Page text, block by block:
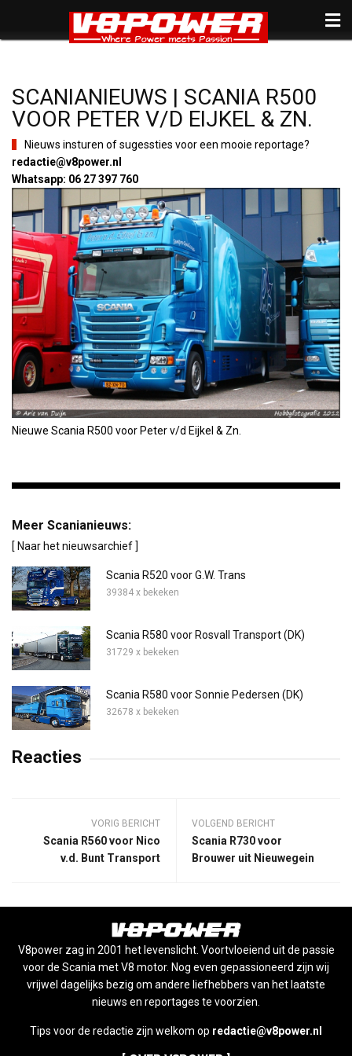
SCANIANIEUWS | SCANIA R500
VOOR PETER V/D EIJKEL & ZN.
Nieuws insturen of sugessties voor een mooie reportage?
redactie@v8power.nl
Whatsapp: 06 27 397 760
Nieuwe Scania R500 voor Peter v/d Eijkel & Zn.
Meer Scanianieuws:
[ Naar het nieuwsarchief ]
Scania R520 voor G.W. Trans
39384 x bekeken
Scania R580 voor Rosvall Transport (DK)
31729 x bekeken
Scania R580 voor Sonnie Pedersen (DK)
32678 x bekeken
Reacties
VORIG BERICHT
Scania R560 voor Nico
v.d. Bunt Transport
VOLGEND BERICHT
Scania R730 voor
Brouwer uit Nieuwegein
V8power zag in 2001 het levenslicht. Voortvloeiend uit de passie
voor de Scania met V8 motor. Nog even gepassioneerd zijn wij
vrijwel dagelijks bezig om andere liefhebbers van het laatste
nieuws en reportages te voorzien.
Tips voor de redactie zijn welkom op redactie@v8power.nl